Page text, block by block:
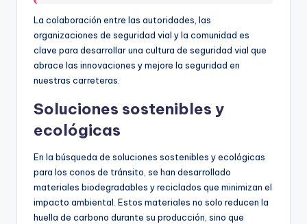
La colaboración entre las autoridades, las
organizaciones de seguridad vial y la comunidad es
clave para desarrollar una cultura de seguridad vial que
abrace las innovaciones y mejore la seguridad en
nuestras carreteras.
Soluciones sostenibles y
ecológicas
En la búsqueda de soluciones sostenibles y ecológicas
para los conos de tránsito, se han desarrollado
materiales biodegradables y reciclados que minimizan el
impacto ambiental. Estos materiales no solo reducen la
huella de carbono durante su producción, sino que